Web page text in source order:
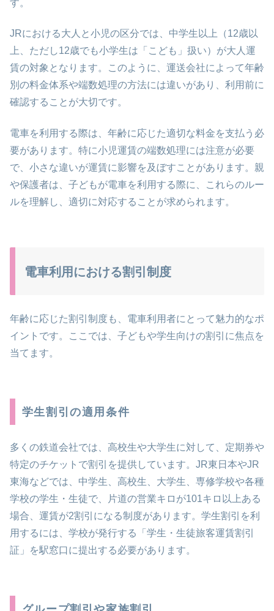
す。
JRにおける大人と小児の区分では、中学生以上（12歳以
上、ただし12歳でも小学生は「こども」扱い）が大人運
賃の対象となります。このように、運送会社によって年齢
別の料金体系や端数処理の方法には違いがあり、利用前に
確認することが大切です。
電車を利用する際は、年齢に応じた適切な料金を支払う必
要があります。特に小児運賃の端数処理には注意が必要
で、小さな違いが運賃に影響を及ぼすことがあります。親
や保護者は、子どもが電車を利用する際に、これらのルー
ルを理解し、適切に対応することが求められます。
電車利用における割引制度
年齢に応じた割引制度も、電車利用者にとって魅力的なポ
イントです。ここでは、子どもや学生向けの割引に焦点を
当てます。
学生割引の適用条件
多くの鉄道会社では、高校生や大学生に対して、定期券や
特定のチケットで割引を提供しています。JR東日本やJR
東海などでは、中学生、高校生、大学生、専修学校や各種
学校の学生・生徒で、片道の営業キロが101キロ以上ある
場合、運賃が2割引になる制度があります。学生割引を利
用するには、学校が発行する「学生・生徒旅客運賃割引
証」を駅窓口に提出する必要があります。